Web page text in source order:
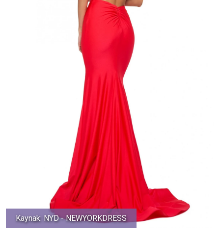
Kaynak: NYD - NEWYORKDRESS